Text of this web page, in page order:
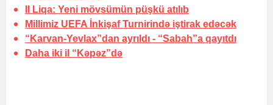
II Liqa: Yeni mövsümün püşkü atılıb
Millimiz UEFA İnkişaf Turnirində iştirak edəcək
“Karvan-Yevlax”dan ayrıldı - “Sabah”a qayıtdı
Daha iki il “Kəpəz”də